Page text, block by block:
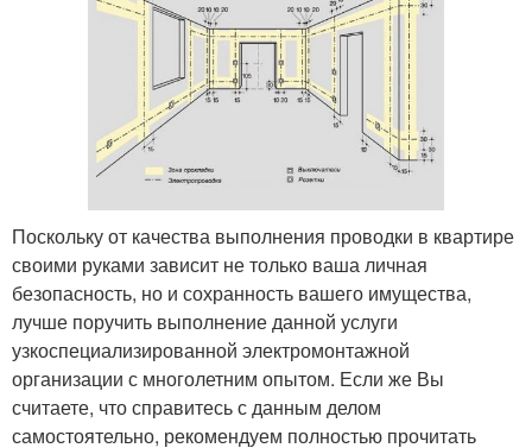
Поскольку от качества выполнения проводки в квартире
своими руками зависит не только ваша личная
безопасность, но и сохранность вашего имущества,
лучше поручить выполнение данной услуги
узкоспециализированной электромонтажной
организации с многолетним опытом. Если же Вы
считаете, что справитесь с данным делом
самостоятельно, рекомендуем полностью прочитать